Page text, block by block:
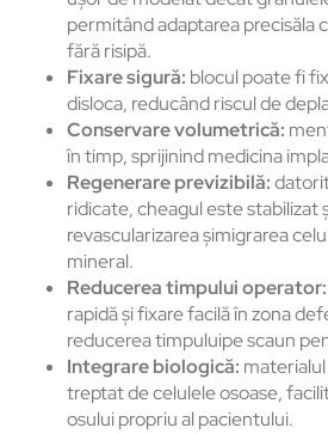
permitând adaptarea
fără risipă.
Fixare sigură: blocul poate fi
disloca, reducând riscul de
Conservare volumetrică:
în timp, sprijinind medicina
Regenerare previzibilă:
ridicate, cheagul este stabilizat
revascularizarea șimigrarea
mineral.
Reducerea timpului operator:
rapidă și fixare facilă în zona
reducerea timpuluipe scaun
Integrare biologică:
treptat de celulele osoase,
osului propriu al pacientului.